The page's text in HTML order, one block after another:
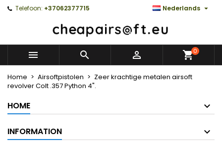
Telefoon: +37062377715 Nederlands 
   0
Home Airsoftpistolen
Zeer krachtige metalen airsoft
revolver Colt .357 Python 4".
HOME
INFORMATION